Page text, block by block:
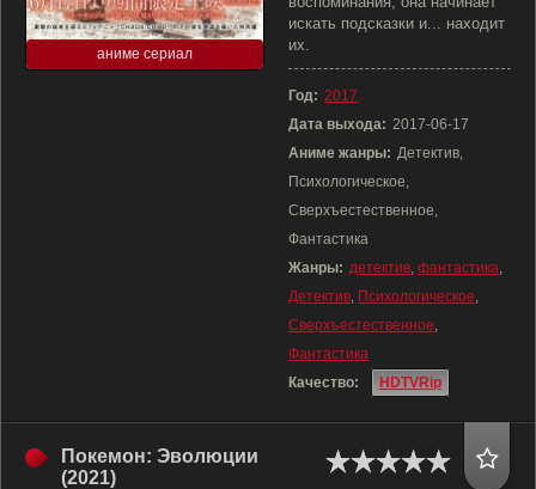
аниме сериал
искать подсказки и... находит
их.
Год: 2017
Дата выхода: 2017-06-17
Аниме жанры: Детектив,
Психологическое,
Сверхъестественное,
Фантастика
Жанры: детектив, фантастика,
Детектив, Психологическое,
Сверхъестественное,
Фантастика
Качество:
HDTVRip
Покемон: Эволюции
(2021)